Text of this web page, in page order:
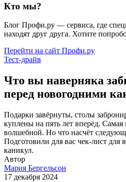
Кто мы?
Блог Профи.ру — сервиса, где
находят друг друга. Хотите
Перейти на сайт Профи.ру
Тест-драйв
Что вы наверняка
перед новогодними
Подарки завёрнуты, столы
куплены на пять лет вперёд. Самая
волшебной. Но что насчёт
Подготовили для вас чек-лист для
каникул.
Автор
Мария Бергельсон
17 декабря 2024